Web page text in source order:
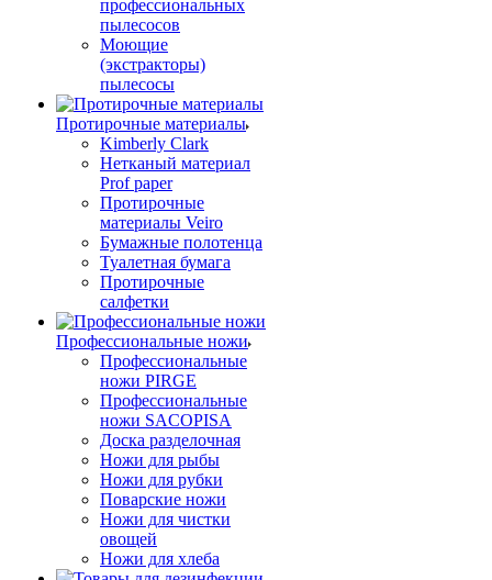
профессиональных
пылесосов
Моющие
(экстракторы)
пылесосы
Протирочные материалы
Kimberly Clark
Нетканый материал
Prof paper
Протирочные
материалы Veiro
Бумажные полотенца
Туалетная бумага
Протирочные
салфетки
Профессиональные ножи
Профессиональные
ножи PIRGE
Профессиональные
ножи SACOPISA
Доска разделочная
Ножи для рыбы
Ножи для рубки
Поварские ножи
Ножи для чистки
овощей
Ножи для хлеба